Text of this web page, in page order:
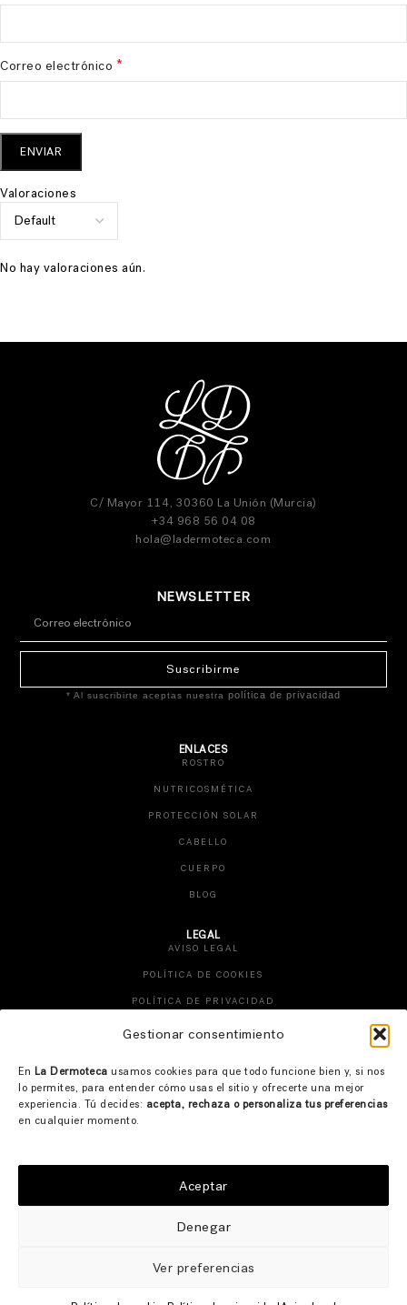
Gestionar consentimiento
En La Dermoteca usamos cookies para que todo funcione bien y, si nos
lo permites, para entender cómo usas el sitio y ofrecerte una mejor
experiencia. Tú decides: acepta, rechaza o personaliza tus preferencias
en cualquier momento.
Aceptar
Denegar
Ver preferencias
Valoraciones
No hay valoraciones aún.
Correo electrónico *
C/ Mayor 114, 30360 La Unión (Murcia)
+34 968 56 04 08
hola@ladermoteca.com
NEWSLETTER
Suscribirme
* Al suscribirte aceptas nuestra política de privacidad
ENLACES
ROSTRO
NUTRICOSMÉTICA
PROTECCIÓN SOLAR
CABELLO
CUERPO
BLOG
LEGAL
AVISO LEGAL
POLÍTICA DE COOKIES
POLÍTICA DE PRIVACIDAD
TÉRMINOS Y CONDICIONES
DESISTIMIENTO DE PEDIDO
TIK TOK
© 2026 LA DERMOTECA. WEBSITE DESIGN BY